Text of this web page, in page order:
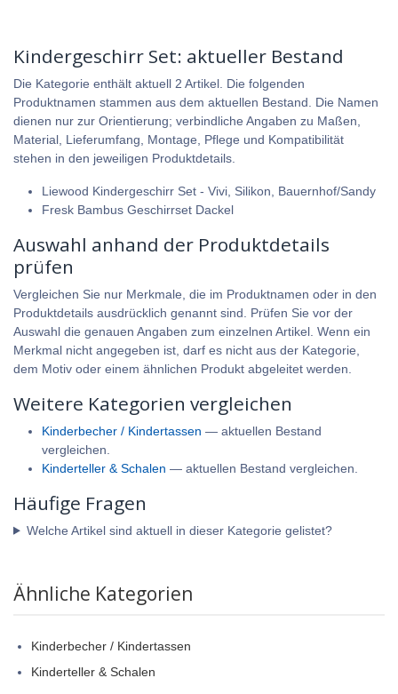
Kindergeschirr Set: aktueller Bestand
Die Kategorie enthält aktuell 2 Artikel. Die folgenden
Produktnamen stammen aus dem aktuellen Bestand. Die Namen
dienen nur zur Orientierung; verbindliche Angaben zu Maßen,
Material, Lieferumfang, Montage, Pflege und Kompatibilität
stehen in den jeweiligen Produktdetails.
Liewood Kindergeschirr Set - Vivi, Silikon, Bauernhof/Sandy
Fresk Bambus Geschirrset Dackel
Auswahl anhand der Produktdetails
prüfen
Vergleichen Sie nur Merkmale, die im Produktnamen oder in den
Produktdetails ausdrücklich genannt sind. Prüfen Sie vor der
Auswahl die genauen Angaben zum einzelnen Artikel. Wenn ein
Merkmal nicht angegeben ist, darf es nicht aus der Kategorie,
dem Motiv oder einem ähnlichen Produkt abgeleitet werden.
Weitere Kategorien vergleichen
Kinderbecher / Kindertassen — aktuellen Bestand
vergleichen.
Kinderteller & Schalen — aktuellen Bestand vergleichen.
Häufige Fragen
Welche Artikel sind aktuell in dieser Kategorie gelistet?
Ähnliche Kategorien
Kinderbecher / Kindertassen
Kinderteller & Schalen